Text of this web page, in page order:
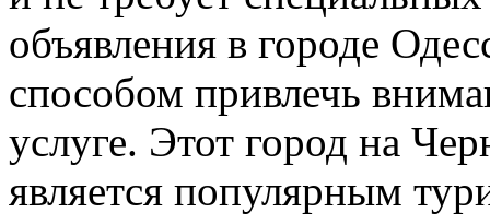
объявления в городе
способом привлечь
услуге. Этот город на
является популярным